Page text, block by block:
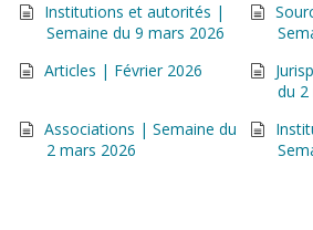
Institutions et autorités |
Semaine du 9 mars 2026
Articles | Février 2026
du 2
Associations | Semaine du
2 mars 2026